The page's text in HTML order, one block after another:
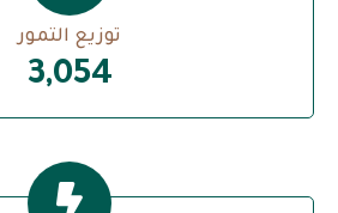
3,089
توزيع التمور